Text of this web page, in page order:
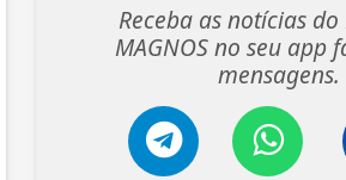
Receba as notícias do
MAGNOS no seu app
mensagens.